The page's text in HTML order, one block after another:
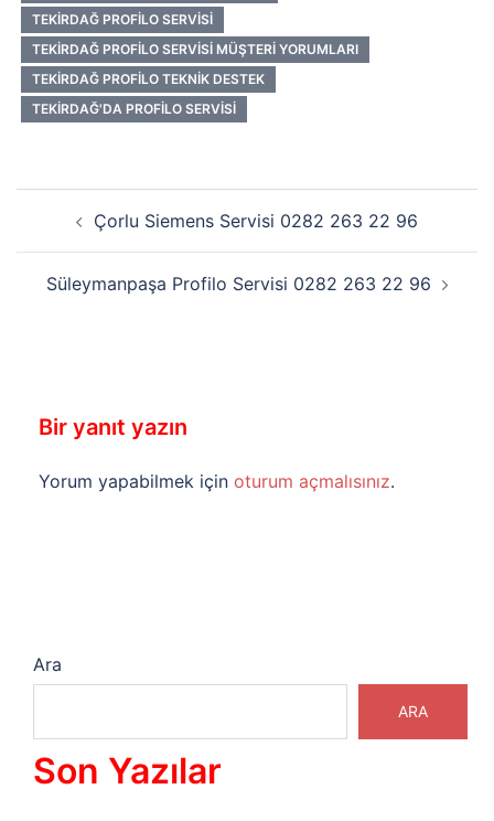
TEKIRDAĞ PROFILO SERVISI
TEKIRDAĞ PROFILO SERVISI MÜŞTERI YORUMLARI
TEKIRDAĞ PROFILO TEKNIK DESTEK
TEKIRDAĞ'DA PROFILO SERVISI
dolaşımıÇorlu Siemens Servisi 0282 263 22 96
Süleymanpaşa Profilo Servisi 0282 263 22 96
Bir yanıt yazın
Yorum yapabilmek için oturum açmalısınız.
Ara
ARA
Son Yazılar